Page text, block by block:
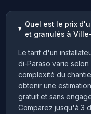
Quel est le prix
et granulés à
Le tarif d'un
di-Paraso varie selon
complexité du
obtenir une
gratuit et sans
Comparez jusqu'à 3